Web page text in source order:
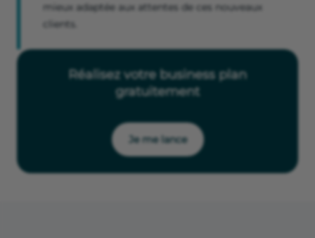
mieux adaptée aux attentes de ces nouveaux
clients.
Réalisez votre business plan
gratuitement
Je me lance